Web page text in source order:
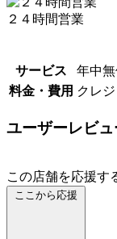
２４時間営業
サービス
年中
料金・費用 クレ
ユーザーレビュ
この店舗を応援す
ここから応援